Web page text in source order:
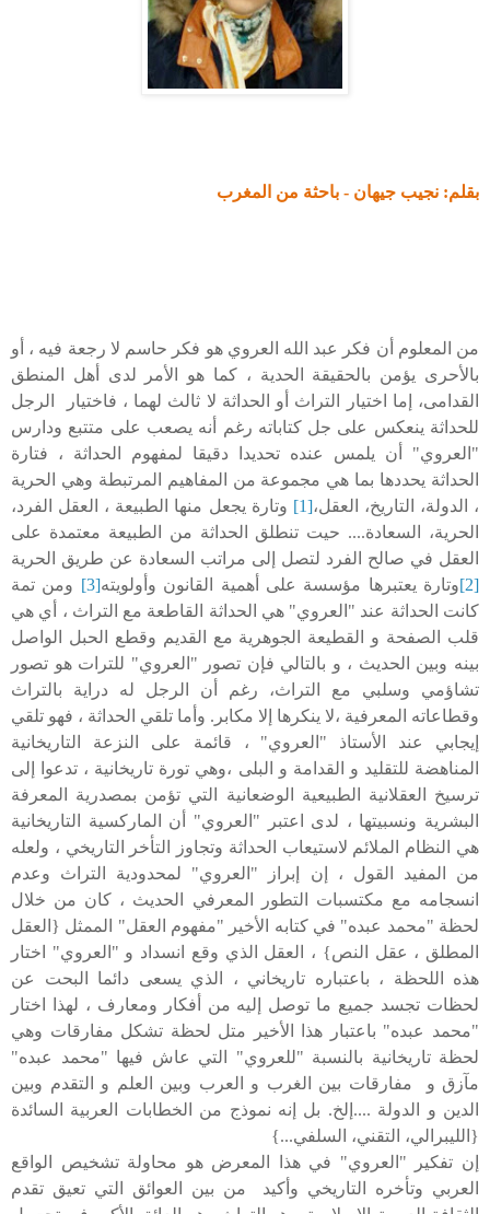
بقلم: نجيب جيهان - باحثة من المغرب
من المعلوم أن فكر عبد الله العروي هو فكر حاسم لا رجعة فيه ، أو
بالأحرى يؤمن بالحقيقة الحدية ، كما هو الأمر لدى أهل المنطق
القدامى، إما اختيار التراث أو الحداثة لا ثالث لهما ، فاختيار الرجل
للحداثة ينعكس على جل كتاباته رغم أنه يصعب على متتبع ودارس
"العروي" أن يلمس عنده تحديدا دقيقا لمفهوم الحداثة ، فتارة
الحداثة يحددها بما هي مجموعة من المفاهيم المرتبطة وهي الحرية
، الدولة، التاريخ، العقل،[1] وتارة يجعل منها الطبيعة ، العقل الفرد،
الحرية، السعادة.... حيت تنطلق الحداثة من الطبيعة معتمدة على
العقل في صالح الفرد لتصل إلى مراتب السعادة عن طريق الحرية
[2]وتارة يعتبرها مؤسسة على أهمية القانون وأولويته[3] ومن تمة
كانت الحداثة عند "العروي" هي الحداثة القاطعة مع التراث ، أي هي
قلب الصفحة و القطيعة الجوهرية مع القديم وقطع الحبل الواصل
بينه وبين الحديث ، و بالتالي فإن تصور "العروي" للترات هو تصور
تشاؤمي وسلبي مع التراث، رغم أن الرجل له دراية بالتراث
وقطاعاته المعرفية ،لا ينكرها إلا مكابر. وأما تلقي الحداثة ، فهو تلقي
إيجابي عند الأستاذ "العروي" ، قائمة على النزعة التاريخانية
المناهضة للتقليد و القدامة و البلى ،وهي تورة تاريخانية ، تدعوا إلى
ترسيخ العقلانية الطبيعية الوضعانية التي تؤمن بمصدرية المعرفة
البشرية ونسبيتها ، لدى اعتبر "العروي" أن الماركسية التاريخانية
هي النظام الملائم لاستيعاب الحداثة وتجاوز التأخر التاريخي ، ولعله
من المفيد القول ، إن إبراز "العروي" لمحدودية التراث وعدم
انسجامه مع مكتسبات التطور المعرفي الحديث ، كان من خلال
لحظة "محمد عبده" في كتابه الأخير "مفهوم العقل" الممثل {العقل
المطلق ، عقل النص} ، العقل الذي وقع انسداد و "العروي" اختار
هذه اللحظة ، باعتباره تاريخاني ، الذي يسعى دائما البحت عن
لحظات تجسد جميع ما توصل إليه من أفكار ومعارف ، لهذا اختار
"محمد عبده" باعتبار هذا الأخير متل لحظة تشكل مفارقات وهي
لحظة تاريخانية بالنسبة "للعروي" التي عاش فيها "محمد عبده"
مآزق و مفارقات بين الغرب و العرب وبين العلم و التقدم وبين
الدين و الدولة ....إلخ. بل إنه نموذج من الخطابات العربية السائدة
{الليبرالي، التقني، السلفي...}
إن تفكير "العروي" في هذا المعرض هو محاولة تشخيص الواقع
العربي وتأخره التاريخي وأكيد من بين العوائق التي تعيق تقدم